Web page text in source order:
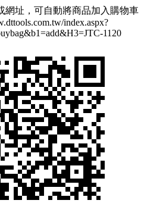
網址，可自動將商品加入購物車
index.aspx?
1120